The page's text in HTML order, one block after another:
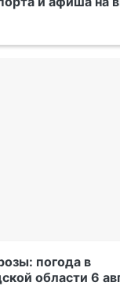
погода в
области 6